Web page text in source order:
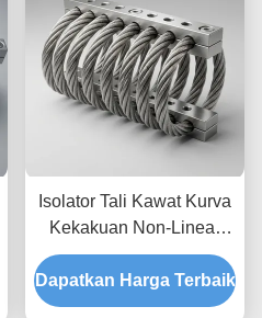
Isolator Tali Kawat Kurva
Kekakuan Non-Linear
JGX-2228D-665B
Pemasangan Semua
Logam Ramah
Dapatkan Harga Terbaik